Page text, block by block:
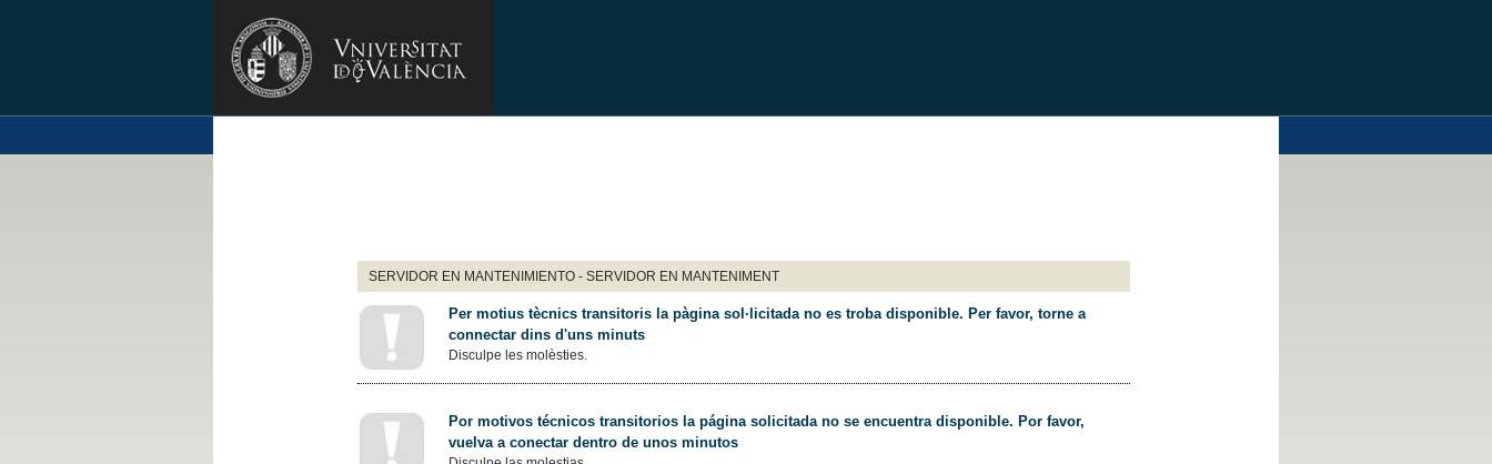
SERVIDOR EN MANTENIMIENTO - SERVIDOR EN MANTENIMENT
Per motius tècnics transitoris la pàgina sol·licitada no es troba disponible. Per favor, torne a
connectar dins d'uns minuts
Disculpe les molèsties.
Por motivos técnicos transitorios la página solicitada no se encuentra disponible. Por favor,
vuelva a conectar dentro de unos minutos